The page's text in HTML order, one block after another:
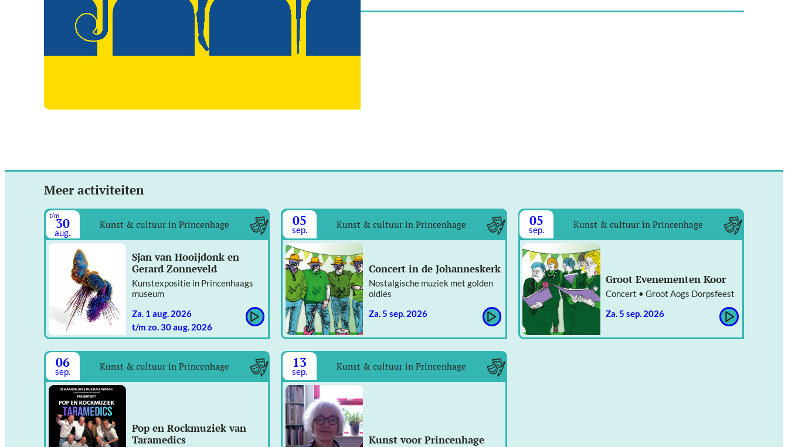
Meer activiteiten
t/m30
aug.
Kunst & cultuur in Princenhage
Sjan van Hooijdonk en
Gerard Zonneveld
Kunstexpositie in Princenhaags
museum
za. 1 aug. 2026
t/m zo. 30 aug. 2026
05
sep. Kunst & cultuur in Princenhage
Concert in de Johanneskerk
Nostalgische muziek met golden
oldies
za. 5 sep. 2026
05
sep. Kunst & cultuur in Princenhage
Groot Evenementen Koor
Concert • Groot Aogs Dorpsfeest
za. 5 sep. 2026
06
sep. Kunst & cultuur in Princenhage
Pop en Rockmuziek van
Taramedics
13
sep. Kunst & cultuur in Princenhage
Kunst voor Princenhage